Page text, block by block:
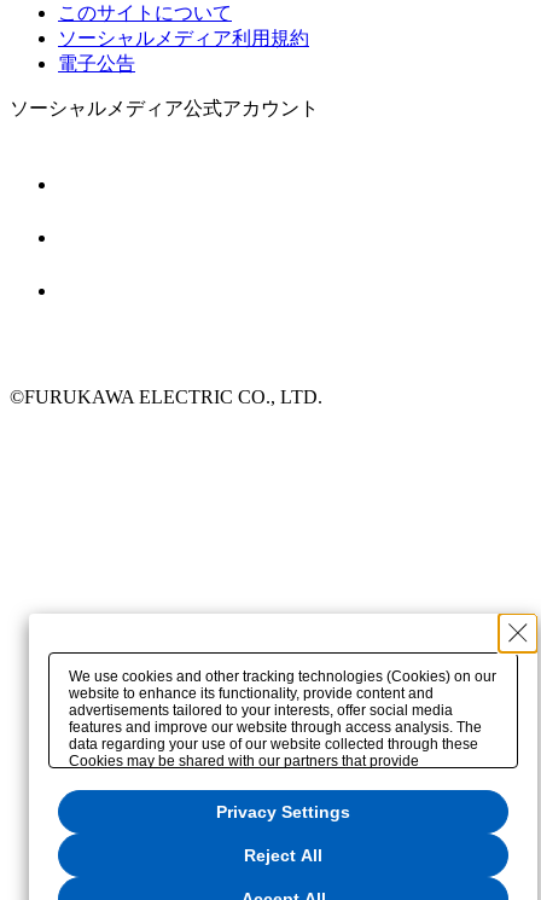
このサイトについて
ソーシャルメディア利用規約
電子公告
ソーシャルメディア公式アカウント
©FURUKAWA ELECTRIC CO., LTD.
We use cookies and other tracking technologies (Cookies) on our
website to enhance its functionality, provide content and
advertisements tailored to your interests, offer social media
features and improve our website through access analysis. The
data regarding your use of our website collected through these
Cookies may be shared with our partners that provide
partners may combine the data shared by us with other data that
you have provided to them or that they have collected from your
use of their services or other websites to analyze and optimize
advertisements delivered to you by businesses other than us on
the internet. If you wish to reject the use of all Cookies except for
Strictly Necessary Cookies, please click "Reject All". If you agree
Privacy Settings
Reject All